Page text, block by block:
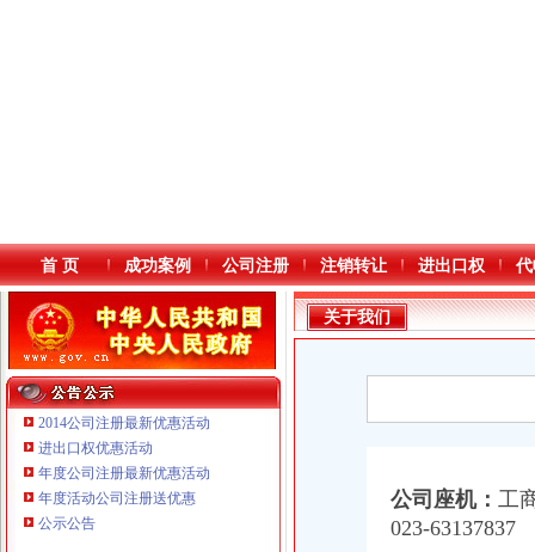
本站导航
首 页 成功案例 公司注册 注销转让 进出口权
2014公司注册最新优惠活动
进出口权优惠活动
年度公司注册最新优惠活动
年度活动公司注册送优惠
公示公告
重庆鸽牌电线电缆有限公司 渝北10010万 (进出口权)
关于我们
公司座机： 工
023-63137837